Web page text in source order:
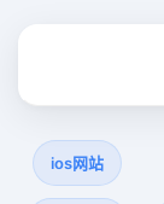
ios网站